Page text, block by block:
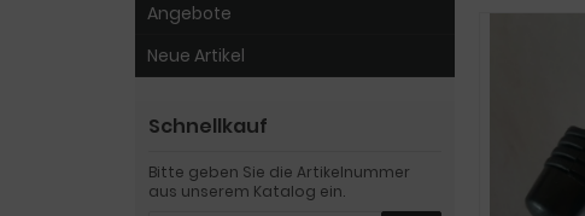
Angebote
Neue Artikel
Schnellkauf
Bitte geben Sie die Artikelnummer
aus unserem Katalog ein.